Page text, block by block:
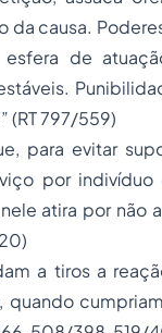
da causa.
de
(RT 797/559)
para evitar
por indivíduo
atira por não
a tiros a